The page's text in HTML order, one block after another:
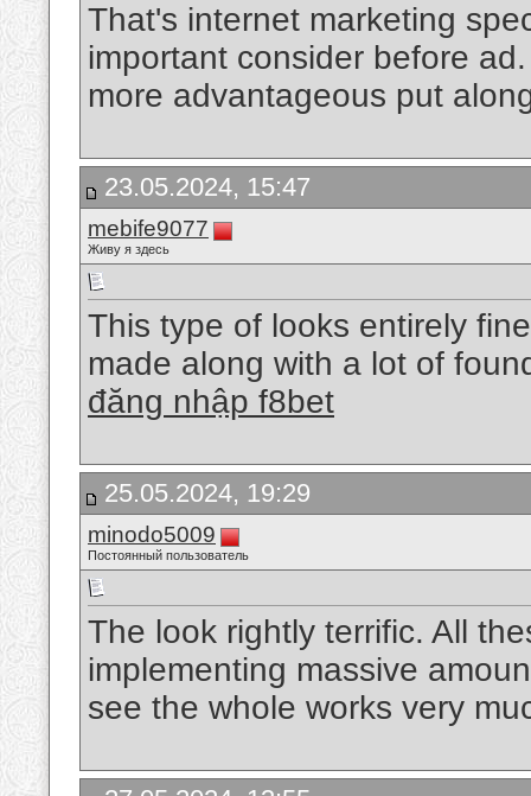
That's internet marketing
important consider before
more advantageous put
23.05.2024, 15:47
mebife9077
Живу я здесь
This type of looks entirely
made along with a lot of
đăng nhập f8bet
25.05.2024, 19:29
minodo5009
Постоянный пользователь
The look rightly terrific. All
implementing massive
see the whole works very